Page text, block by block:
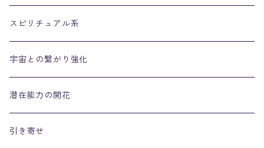
スピリチュアル系
宇宙との繋がり強化
潜在能力の開花
引き寄せ